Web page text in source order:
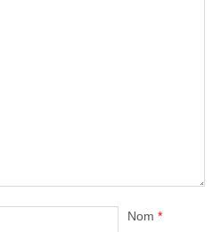
Nom *